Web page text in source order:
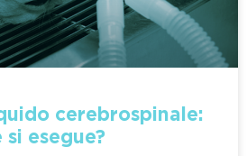
cerebrospinale:
si esegue?